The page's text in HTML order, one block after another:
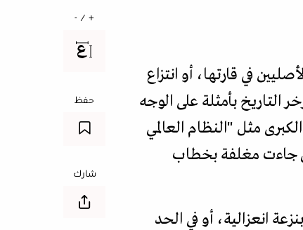
في قارتها، أو انتزاع
التاريخ بأمثلة على الوجه
مثل "النظام العالمي
جاءت مغلفة بخطاب
انعزالية، أو في الحد
+ / -
حفظ
شارك